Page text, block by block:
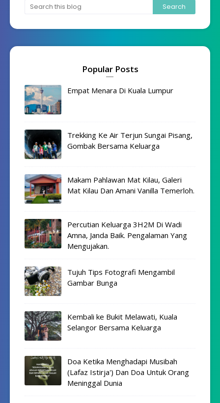
Popular Posts
Empat Menara Di Kuala Lumpur
Trekking Ke Air Terjun Sungai Pisang,
Gombak Bersama Keluarga
Makam Pahlawan Mat Kilau, Galeri
Mat Kilau Dan Amani Vanilla Temerloh.
Percutian Keluarga 3H2M Di Wadi
Amna, Janda Baik. Pengalaman Yang
Mengujakan.
Tujuh Tips Fotografi Mengambil
Gambar Bunga
Kembali ke Bukit Melawati, Kuala
Selangor Bersama Keluarga
Doa Ketika Menghadapi Musibah
(Lafaz Istirja') Dan Doa Untuk Orang
Meninggal Dunia